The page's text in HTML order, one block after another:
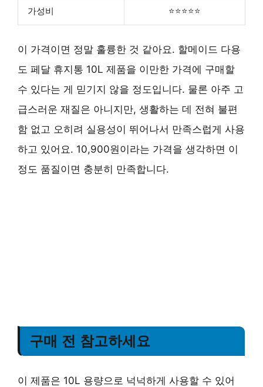
가성비 ⭐⭐⭐⭐⭐
이 가격이면 정말 훌륭한 것 같아요. 할메이드 다용
도 페달 휴지통 10L 제품을 이만한 가격에 구매할
수 있다는 게 믿기지 않을 정도입니다. 물론 아주 고
급스러운 재질은 아니지만, 생활하는 데 전혀 불편
함 없고 오히려 실용성이 뛰어나서 만족스럽게 사용
하고 있어요. 10,900원이라는 가격을 생각하면 이
정도 품질이면 충분히 만족합니다.
구매 전 참고하세요
이 제품은 10L 용량으로 넉넉하게 사용할 수 있어